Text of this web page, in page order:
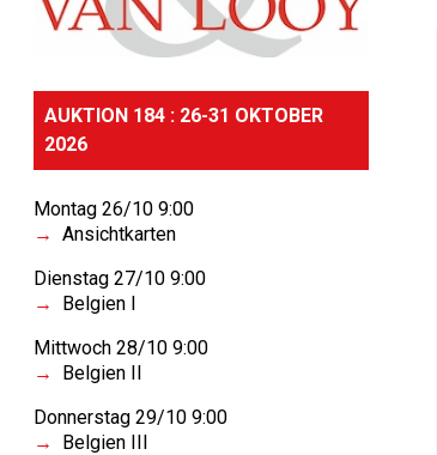
AUKTION 184 : 26-31 OKTOBER
2026
Montag 26/10 9:00
Ansichtkarten
Dienstag 27/10 9:00
Belgien I
Mittwoch 28/10 9:00
Belgien II
Donnerstag 29/10 9:00
Belgien III